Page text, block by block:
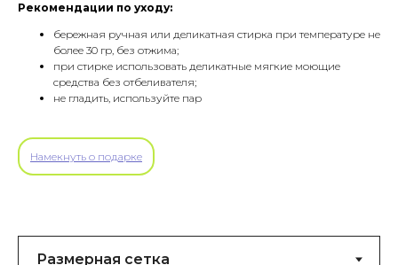
Рекомендации по уходу:
бережная ручная или деликатная стирка при температуре не
более 30 гр, без отжима;
при стирке использовать деликатные мягкие моющие
средства без отбеливателя;
не гладить, используйте пар
Намекнуть о подарке